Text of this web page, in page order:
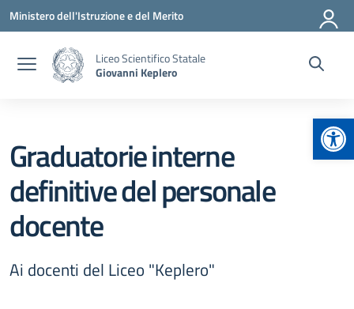
Vai ai contenuti
Vai al menu di navigazione
Vai al footer
Ministero dell'Istruzione e del Merito
Liceo Scientifico Statale
Giovanni Keplero
Graduatorie interne
definitive del personale
docente
Ai docenti del Liceo "Keplero"